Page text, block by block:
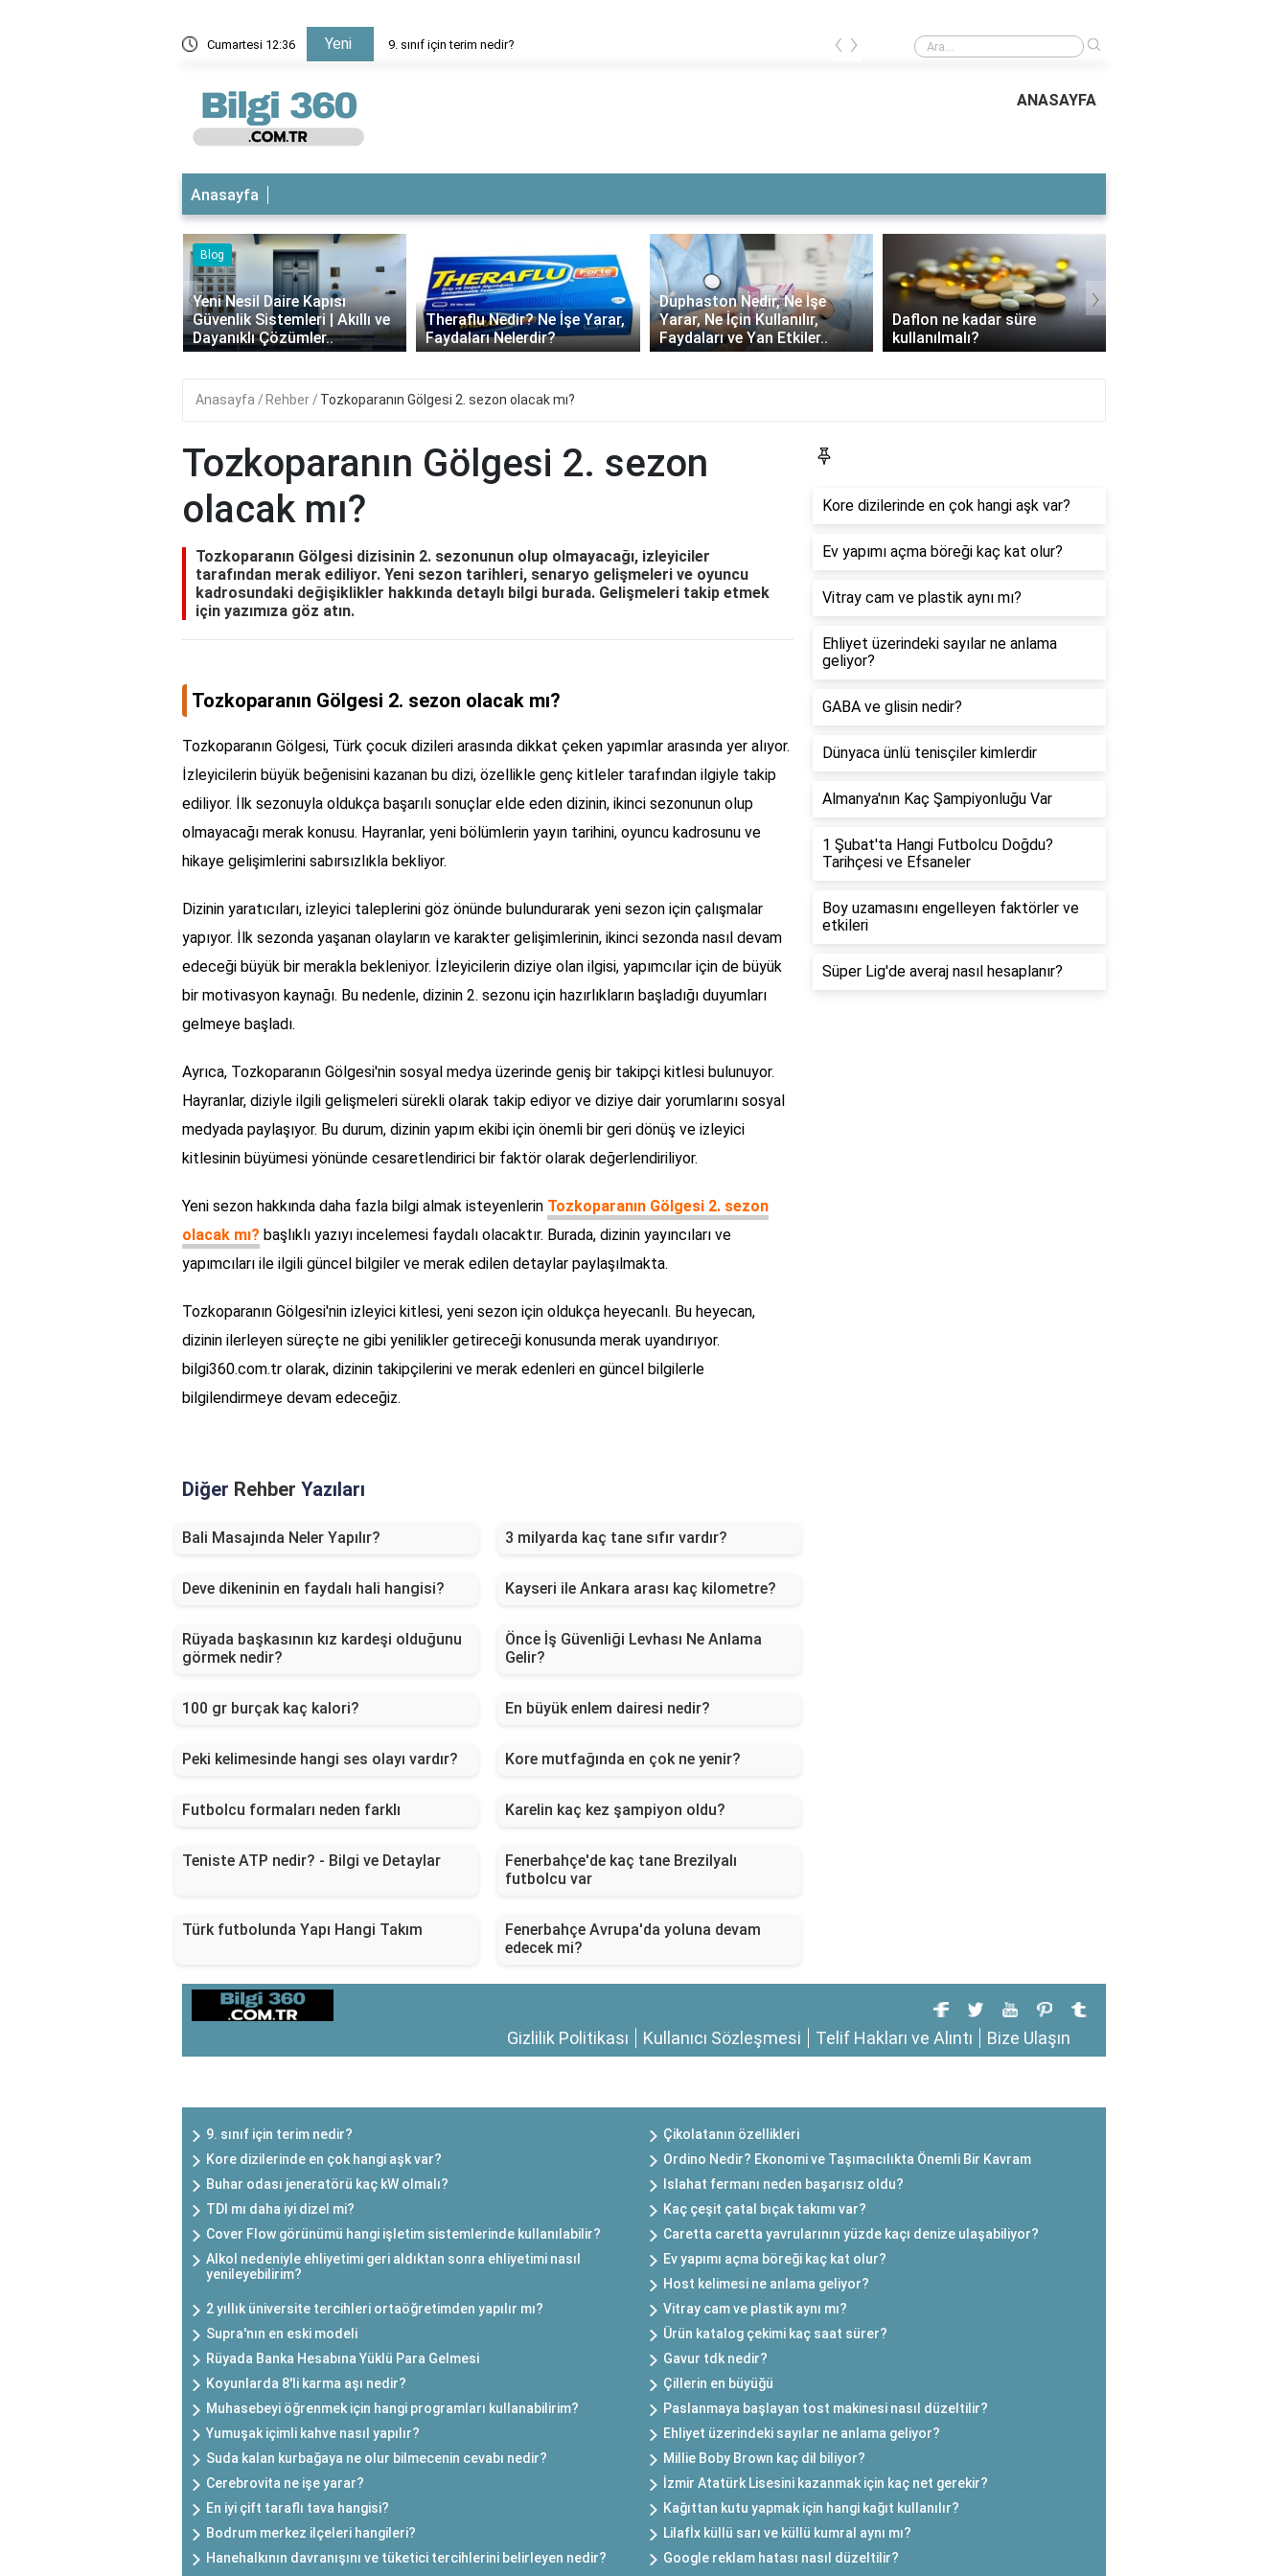
Cumartesi 12:36 Yeni 9. sınıf için terim nedir? Çikolatanın özellikleri
‹ ›
ANASAYFA
Anasayfa
Blog
Yeni Nesil Daire Kapısı
Güvenlik Sistemleri | Akıllı ve
Dayanıklı Çözümler..
Theraflu Nedir? Ne İşe Yarar,
Faydaları Nelerdir?
Duphaston Nedir, Ne İşe
Yarar, Ne İçin Kullanılır,
Faydaları ve Yan Etkiler..
Daflon ne kadar süre
kullanılmalı?
‹ ›
Anasayfa Rehber Tozkoparanın Gölgesi 2. sezon olacak mı?
Tozkoparanın Gölgesi 2. sezon
olacak mı?
Tozkoparanın Gölgesi dizisinin 2. sezonunun olup olmayacağı, izleyiciler
tarafından merak ediliyor. Yeni sezon tarihleri, senaryo gelişmeleri ve oyuncu
kadrosundaki değişiklikler hakkında detaylı bilgi burada. Gelişmeleri takip etmek
için yazımıza göz atın.
Tozkoparanın Gölgesi 2. sezon olacak mı?
Tozkoparanın Gölgesi, Türk çocuk dizileri arasında dikkat çeken yapımlar arasında yer alıyor.
İzleyicilerin büyük beğenisini kazanan bu dizi, özellikle genç kitleler tarafından ilgiyle takip
ediliyor. İlk sezonuyla oldukça başarılı sonuçlar elde eden dizinin, ikinci sezonunun olup
olmayacağı merak konusu. Hayranlar, yeni bölümlerin yayın tarihini, oyuncu kadrosunu ve
hikaye gelişimlerini sabırsızlıkla bekliyor.
Dizinin yaratıcıları, izleyici taleplerini göz önünde bulundurarak yeni sezon için çalışmalar
yapıyor. İlk sezonda yaşanan olayların ve karakter gelişimlerinin, ikinci sezonda nasıl devam
edeceği büyük bir merakla bekleniyor. İzleyicilerin diziye olan ilgisi, yapımcılar için de büyük
bir motivasyon kaynağı. Bu nedenle, dizinin 2. sezonu için hazırlıkların başladığı duyumları
gelmeye başladı.
Ayrıca, Tozkoparanın Gölgesi'nin sosyal medya üzerinde geniş bir takipçi kitlesi bulunuyor.
Hayranlar, diziyle ilgili gelişmeleri sürekli olarak takip ediyor ve diziye dair yorumlarını sosyal
medyada paylaşıyor. Bu durum, dizinin yapım ekibi için önemli bir geri dönüş ve izleyici
kitlesinin büyümesi yönünde cesaretlendirici bir faktör olarak değerlendiriliyor.
Yeni sezon hakkında daha fazla bilgi almak isteyenlerin Tozkoparanın Gölgesi 2. sezon
olacak mı? başlıklı yazıyı incelemesi faydalı olacaktır. Burada, dizinin yayıncıları ve
yapımcıları ile ilgili güncel bilgiler ve merak edilen detaylar paylaşılmakta.
Tozkoparanın Gölgesi'nin izleyici kitlesi, yeni sezon için oldukça heyecanlı. Bu heyecan,
dizinin ilerleyen süreçte ne gibi yenilikler getireceği konusunda merak uyandırıyor.
bilgi360.com.tr olarak, dizinin takipçilerini ve merak edenleri en güncel bilgilerle
bilgilendirmeye devam edeceğiz.
Diğer Rehber Yazıları
Bali Masajında Neler Yapılır? 3 milyarda kaç tane sıfır vardır?
Deve dikeninin en faydalı hali hangisi? Kayseri ile Ankara arası kaç kilometre?
Rüyada başkasının kız kardeşi olduğunu
görmek nedir?
Önce İş Güvenliği Levhası Ne Anlama
Gelir?
100 gr burçak kaç kalori? En büyük enlem dairesi nedir?
Peki kelimesinde hangi ses olayı vardır? Kore mutfağında en çok ne yenir?
Futbolcu formaları neden farklı Karelin kaç kez şampiyon oldu?
Teniste ATP nedir? - Bilgi ve Detaylar
Fenerbahçe'de kaç tane Brezilyalı
futbolcu var
Türk futbolunda Yapı Hangi Takım
Fenerbahçe Avrupa'da yoluna devam
edecek mi?
Kore dizilerinde en çok hangi aşk var?
Ev yapımı açma böreği kaç kat olur?
Vitray cam ve plastik aynı mı?
Ehliyet üzerindeki sayılar ne anlama
geliyor?
GABA ve glisin nedir?
Dünyaca ünlü tenisçiler kimlerdir
Almanya'nın Kaç Şampiyonluğu Var
1 Şubat'ta Hangi Futbolcu Doğdu?
Tarihçesi ve Efsaneler
Boy uzamasını engelleyen faktörler ve
etkileri
Süper Lig'de averaj nasıl hesaplanır?
Gizlilik Politikası Kullanıcı Sözleşmesi Telif Hakları ve Alıntı Bize Ulaşın
9. sınıf için terim nedir?
Çikolatanın özellikleri
Kore dizilerinde en çok hangi aşk var?
Ordino Nedir? Ekonomi ve Taşımacılıkta Önemli Bir Kavram
Buhar odası jeneratörü kaç kW olmalı?
Islahat fermanı neden başarısız oldu?
TDI mı daha iyi dizel mi?
Kaç çeşit çatal bıçak takımı var?
Cover Flow görünümü hangi işletim sistemlerinde kullanılabilir?
Caretta caretta yavrularının yüzde kaçı denize ulaşabiliyor?
Alkol nedeniyle ehliyetimi geri aldıktan sonra ehliyetimi nasıl
yenileyebilirim?
Ev yapımı açma böreği kaç kat olur?
Host kelimesi ne anlama geliyor?
2 yıllık üniversite tercihleri ortaöğretimden yapılır mı?
Vitray cam ve plastik aynı mı?
Supra'nın en eski modeli
Ürün katalog çekimi kaç saat sürer?
Rüyada Banka Hesabına Yüklü Para Gelmesi
Gavur tdk nedir?
Koyunlarda 8'li karma aşı nedir?
Çillerin en büyüğü
Muhasebeyi öğrenmek için hangi programları kullanabilirim?
Paslanmaya başlayan tost makinesi nasıl düzeltilir?
Yumuşak içimli kahve nasıl yapılır?
Ehliyet üzerindeki sayılar ne anlama geliyor?
Suda kalan kurbağaya ne olur bilmecenin cevabı nedir?
Millie Boby Brown kaç dil biliyor?
Cerebrovita ne işe yarar?
İzmir Atatürk Lisesini kazanmak için kaç net gerekir?
En iyi çift taraflı tava hangisi?
Kağıttan kutu yapmak için hangi kağıt kullanılır?
Bodrum merkez ilçeleri hangileri?
Lilafİx küllü sarı ve küllü kumral aynı mı?
Hanehalkının davranışını ve tüketici tercihlerini belirleyen nedir?
Google reklam hatası nasıl düzeltilir?